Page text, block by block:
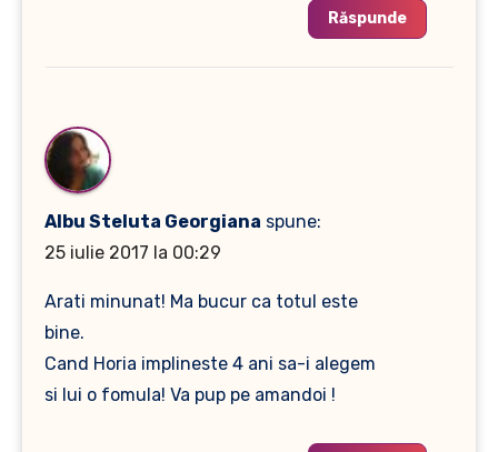
Răspunde
Albu Steluta Georgiana spune:
25 iulie 2017 la 00:29
Arati minunat! Ma bucur ca totul este
bine.
Cand Horia implineste 4 ani sa-i alegem
si lui o fomula! Va pup pe amandoi !